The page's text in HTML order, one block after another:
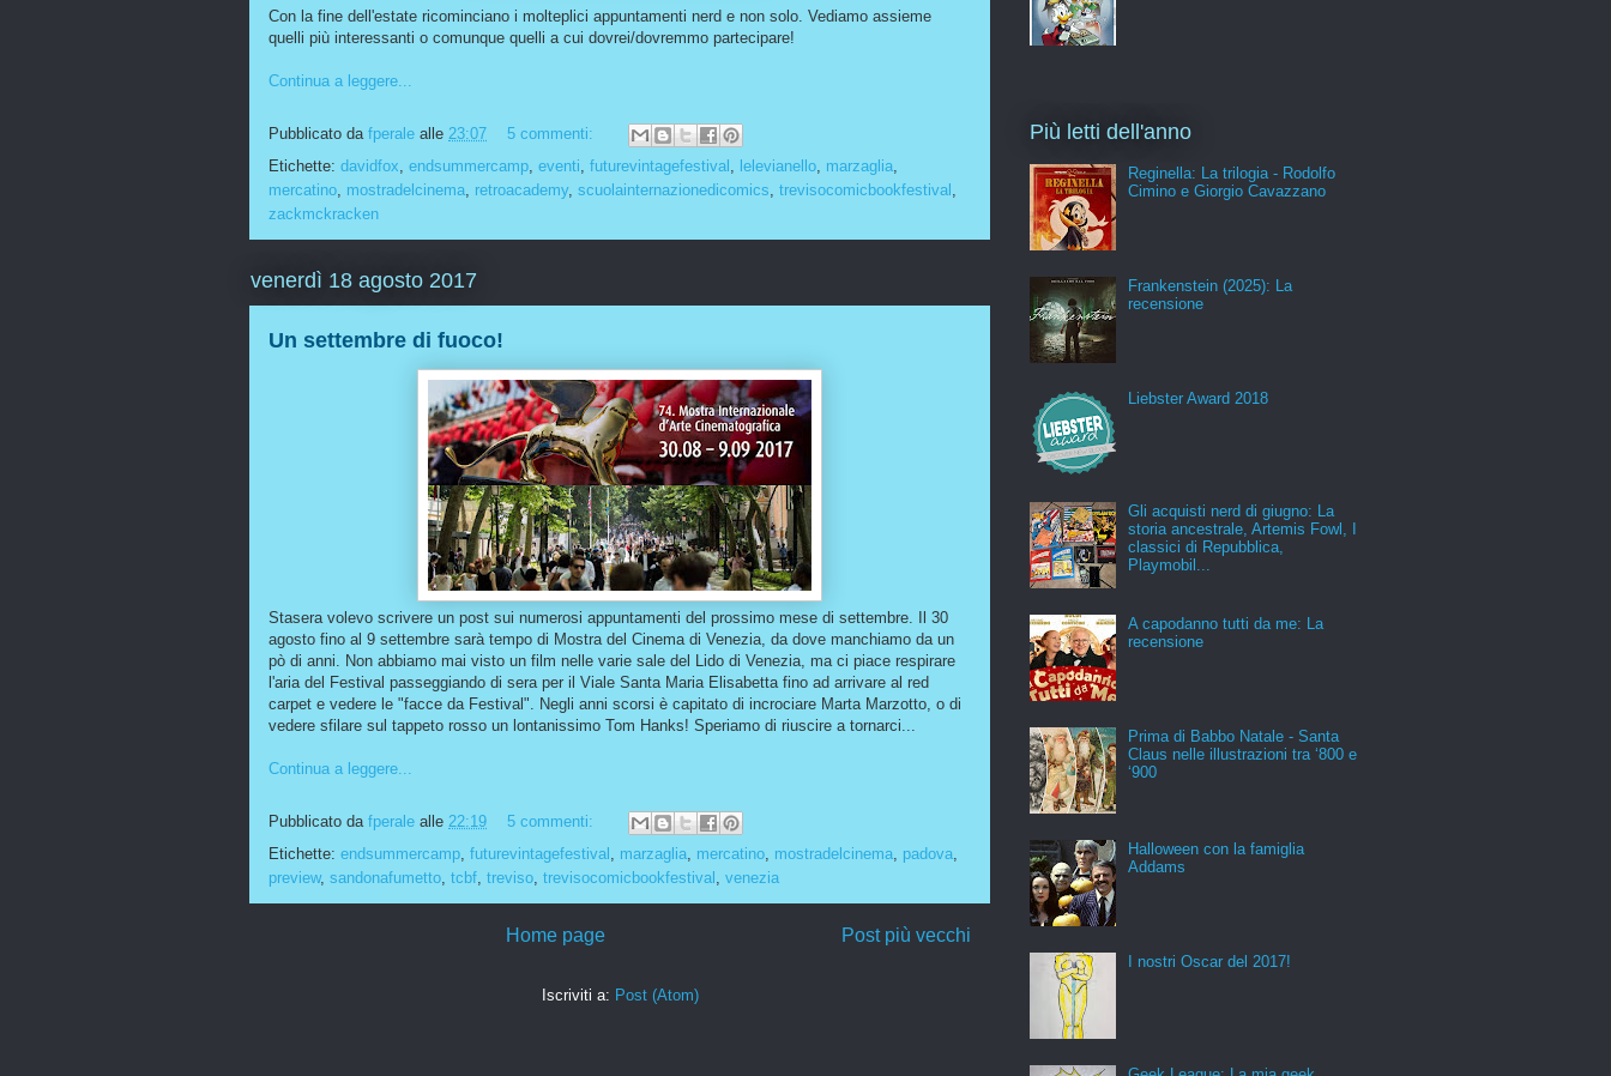
Con la fine dell'estate ricominciano i molteplici appuntamenti nerd e non solo. Vediamo assieme
quelli più interessanti o comunque quelli a cui dovrei/dovremmo partecipare!
Continua a leggere...
Pubblicato da fperale alle 23:07
5 commenti:
Etichette: davidfox endsummercamp eventi futurevintagefestival lelevianello marzaglia
mercatino mostradelcinema retroacademy, scuolainternazionedicomics trevisocomicbookfestival
zackmckracken
venerdì 18 agosto 2017
Un settembre di fuoco!
Stasera volevo scrivere un post sui numerosi appuntamenti del prossimo mese di settembre. Il 30
agosto fino al 9 settembre sarà tempo di Mostra del Cinema di Venezia, da dove manchiamo da un
pò di anni. Non abbiamo mai visto un film nelle varie sale del Lido di Venezia, ma ci piace respirare
l'aria del Festival passeggiando di sera per il Viale Santa Maria Elisabetta fino ad arrivare al red
carpet e vedere le "facce da Festival". Negli anni scorsi è capitato di incrociare Marta Marzotto, o di
vedere sfilare sul tappeto rosso un lontanissimo Tom Hanks! Speriamo di riuscire a tornarci...
Continua a leggere...
Pubblicato da fperale alle 22:19
5 commenti:
Etichette: endsummercamp futurevintagefestival marzaglia mercatino mostradelcinema padova
preview, sandonafumetto tcbf treviso trevisocomicbookfestival venezia
Post più vecchi
Home page
Iscriviti a: Post (Atom)
Più letti dell'anno
Reginella: La trilogia - Rodolfo
Cimino e Giorgio Cavazzano
Frankenstein (2025): La
recensione
Liebster Award 2018
Gli acquisti nerd di giugno: La
storia ancestrale, Artemis Fowl, I
classici di Repubblica,
Playmobil...
A capodanno tutti da me: La
recensione
Prima di Babbo Natale - Santa
Claus nelle illustrazioni tra ‘800 e
‘900
Halloween con la famiglia
Addams
I nostri Oscar del 2017!